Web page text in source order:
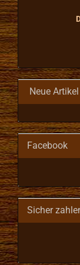
Neue Artikel
Facebook
Sicher